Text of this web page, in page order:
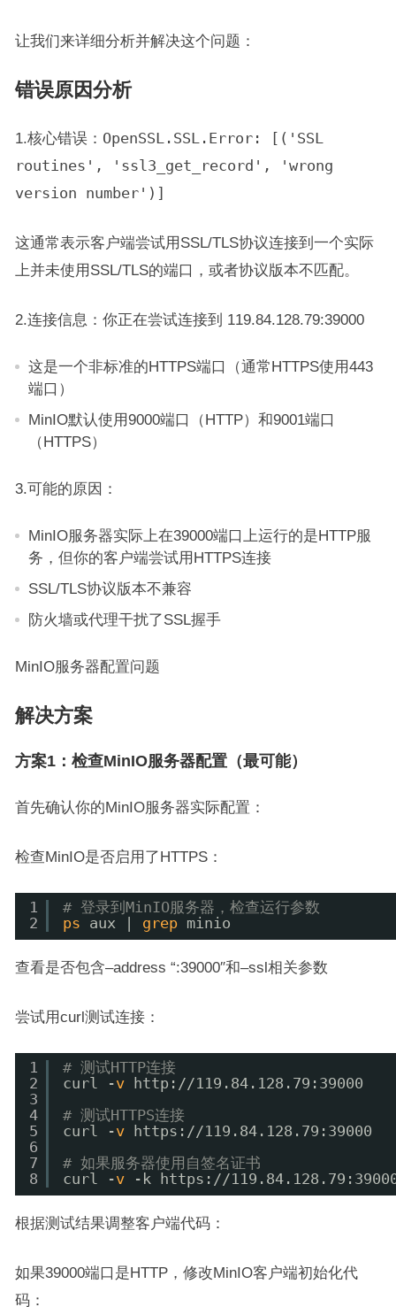
让我们来详细分析并解决这个问题：
错误原因分析
1.核心错误： OpenSSL.SSL.Error: [('SSL
routines', 'ssl3_get_record', 'wrong
version number')]
这通常表示客户端尝试用SSL/TLS协议连接到一个实际
上并未使用SSL/TLS的端口，或者协议版本不匹配。
2.连接信息：你正在尝试连接到 119.84.128.79:39000
这是一个非标准的HTTPS端口（通常HTTPS使用443
端口）
MinIO默认使用9000端口（HTTP）和9001端口
（HTTPS）
3.可能的原因：
MinIO服务器实际上在39000端口上运行的是HTTP服
务，但你的客户端尝试用HTTPS连接
SSL/TLS协议版本不兼容
防火墙或代理干扰了SSL握手
MinIO服务器配置问题
解决方案
方案1：检查MinIO服务器配置（最可能）
首先确认你的MinIO服务器实际配置：
检查MinIO是否启用了HTTPS：
1
2
# 登录到MinIO服务器，检查运行参数
ps
aux | grep minio
查看是否包含–address “:39000″和–ssl相关参数
尝试用curl测试连接：
1
2
3
4
5
6
7
8
# 测试HTTP连接
curl -v http: //119 .84.128.79:39000
# 测试HTTPS连接
curl -v https: //119 .84.128.79:39000
# 如果服务器使用自签名证书
curl -v -k https: //119
根据测试结果调整客户端代码：
如果39000端口是HTTP，修改MinIO客户端初始化代
码：